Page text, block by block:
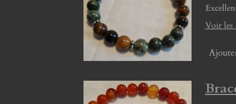
Voir les